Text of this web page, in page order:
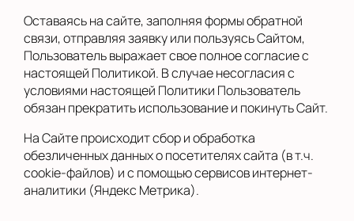
Оставаясь на сайте, заполняя формы обратной
связи, отправляя заявку или пользуясь Сайтом,
Пользователь выражает свое полное согласие с
настоящей Политикой. В случае несогласия с
условиями настоящей Политики Пользователь
обязан прекратить использование и покинуть Сайт.
На Сайте происходит сбор и обработка
обезличенных данных о посетителях сайта (в т.ч.
cookie-файлов) и с помощью сервисов интернет-
аналитики (Яндекс Метрика).